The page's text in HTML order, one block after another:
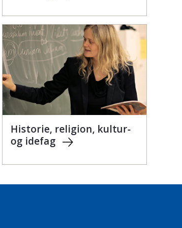
Historie, religion, kultur-
og idefag